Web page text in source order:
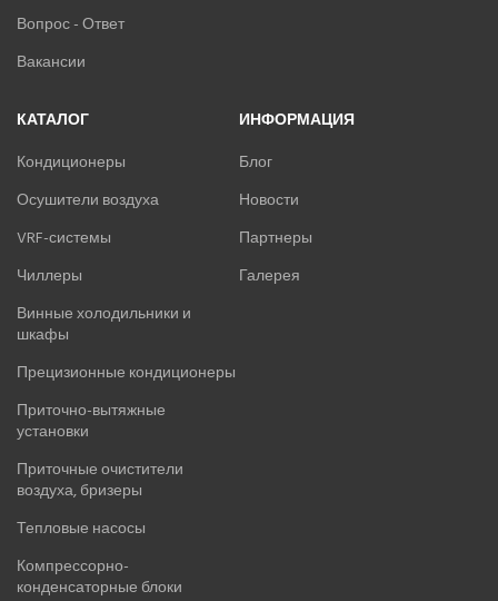
Вопрос - Ответ
Вакансии
КАТАЛОГ
Кондиционеры
Осушители воздуха
VRF-системы
Чиллеры
Винные холодильники и
шкафы
Прецизионные кондиционеры
Приточно-вытяжные
установки
Приточные очистители
воздуха, бризеры
Тепловые насосы
Компрессорно-
конденсаторные блоки
ИНФОРМАЦИЯ
Блог
Новости
Партнеры
Галерея